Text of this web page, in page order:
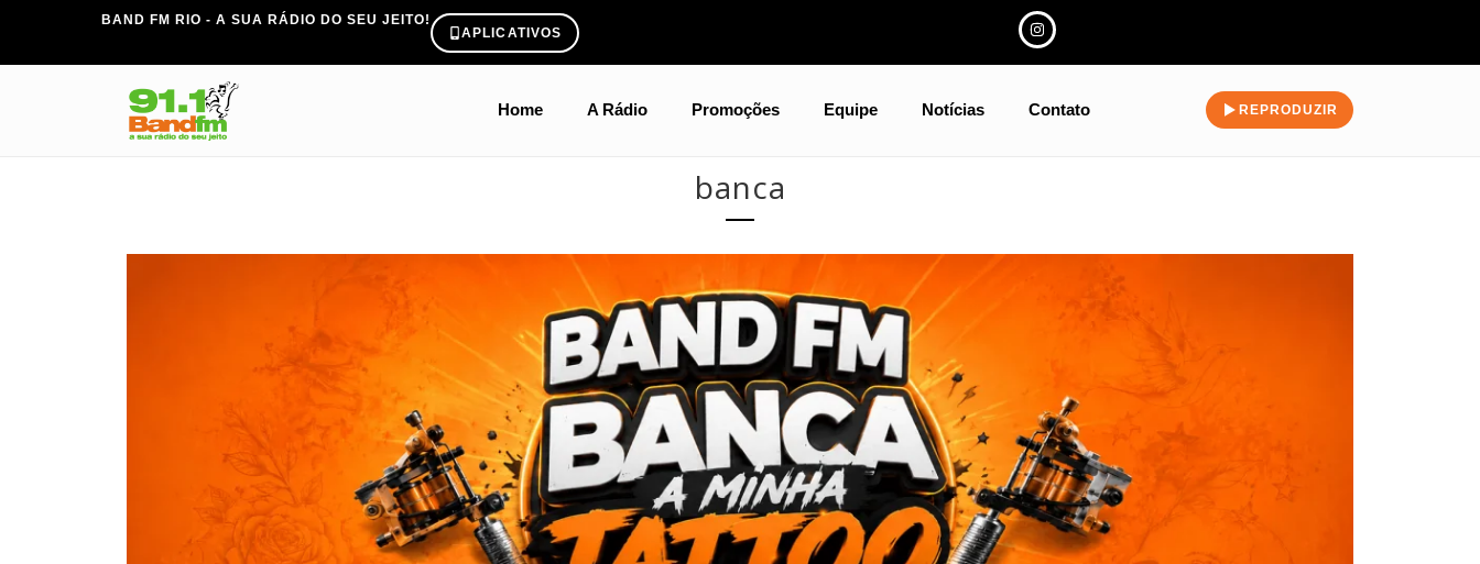
BAND FM RIO - A SUA RÁDIO DO SEU JEITO!
APLICATIVOS
Home A Rádio Promoções Equipe Notícias Contato REPRODUZIR
banca